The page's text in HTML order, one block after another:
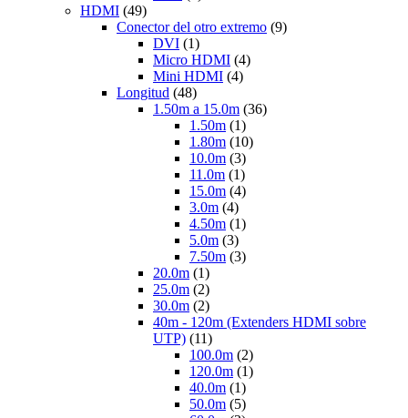
HDMI (49)
Conector del otro extremo (9)
DVI (1)
Micro HDMI (4)
Mini HDMI (4)
Longitud (48)
1.50m a 15.0m (36)
1.50m (1)
1.80m (10)
10.0m (3)
11.0m (1)
15.0m (4)
3.0m (4)
4.50m (1)
5.0m (3)
7.50m (3)
20.0m (1)
25.0m (2)
30.0m (2)
40m - 120m (Extenders HDMI sobre
UTP) (11)
100.0m (2)
120.0m (1)
40.0m (1)
50.0m (5)